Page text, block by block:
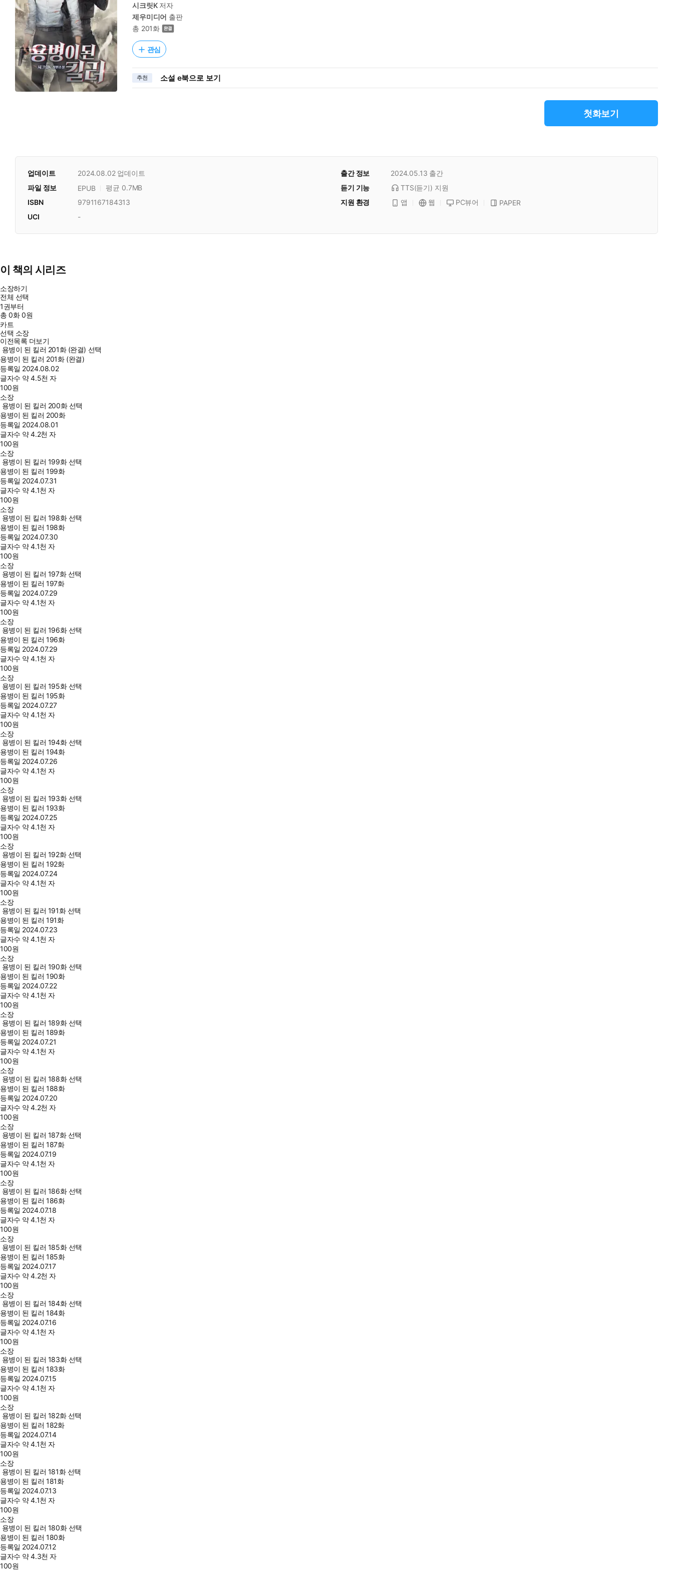
시크릿K저자
제우미디어 출판
총 201화
관심
추천 소설 e북으로 보기
첫화보기
업데이트 2024.08.02업데이트 출간 정보 2024.05.13 출간
듣기 기능
TTS(듣기) 지원
파일 정보 EPUB
평균 0.7MB
지원 환경
앱 웹 PC뷰어 PAPER
ISBN
9791167184313
UCI
-
이 책의 시리즈
소장하기
전체 선택
1권부터
총0화0원
카트
선택 소장
이전목록 더보기
용병이 된 킬러 201화 (완결) 선택
용병이 된 킬러 201화 (완결)
등록일 2024.08.02
글자수 약 4.5천 자
100원
소장
용병이 된 킬러 200화 선택
용병이 된 킬러 200화
등록일 2024.08.01
글자수 약 4.2천 자
100원
소장
용병이 된 킬러 199화 선택
용병이 된 킬러 199화
등록일 2024.07.31
글자수 약 4.1천 자
100원
소장
용병이 된 킬러 198화 선택
용병이 된 킬러 198화
등록일 2024.07.30
글자수 약 4.1천 자
100원
소장
용병이 된 킬러 197화 선택
용병이 된 킬러 197화
등록일 2024.07.29
글자수 약 4.1천 자
100원
소장
용병이 된 킬러 196화 선택
용병이 된 킬러 196화
등록일 2024.07.29
글자수 약 4.1천 자
100원
소장
용병이 된 킬러 195화 선택
용병이 된 킬러 195화
등록일 2024.07.27
글자수 약 4.1천 자
100원
소장
용병이 된 킬러 194화 선택
용병이 된 킬러 194화
등록일 2024.07.26
글자수 약 4.1천 자
100원
소장
용병이 된 킬러 193화 선택
용병이 된 킬러 193화
등록일 2024.07.25
글자수 약 4.1천 자
100원
소장
용병이 된 킬러 192화 선택
용병이 된 킬러 192화
등록일 2024.07.24
글자수 약 4.1천 자
100원
소장
용병이 된 킬러 191화 선택
용병이 된 킬러 191화
등록일 2024.07.23
글자수 약 4.1천 자
100원
소장
용병이 된 킬러 190화 선택
용병이 된 킬러 190화
등록일 2024.07.22
글자수 약 4.1천 자
100원
소장
용병이 된 킬러 189화 선택
용병이 된 킬러 189화
등록일 2024.07.21
글자수 약 4.1천 자
100원
소장
용병이 된 킬러 188화 선택
용병이 된 킬러 188화
등록일 2024.07.20
글자수 약 4.2천 자
100원
소장
용병이 된 킬러 187화 선택
용병이 된 킬러 187화
등록일 2024.07.19
글자수 약 4.1천 자
100원
소장
용병이 된 킬러 186화 선택
용병이 된 킬러 186화
등록일 2024.07.18
글자수 약 4.1천 자
100원
소장
용병이 된 킬러 185화 선택
용병이 된 킬러 185화
등록일 2024.07.17
글자수 약 4.2천 자
100원
소장
용병이 된 킬러 184화 선택
용병이 된 킬러 184화
등록일 2024.07.16
글자수 약 4.1천 자
100원
소장
용병이 된 킬러 183화 선택
용병이 된 킬러 183화
등록일 2024.07.15
글자수 약 4.1천 자
100원
소장
용병이 된 킬러 182화 선택
용병이 된 킬러 182화
등록일 2024.07.14
글자수 약 4.1천 자
100원
소장
용병이 된 킬러 181화 선택
용병이 된 킬러 181화
등록일 2024.07.13
글자수 약 4.1천 자
100원
소장
용병이 된 킬러 180화 선택
용병이 된 킬러 180화
등록일 2024.07.12
글자수 약 4.3천 자
100원